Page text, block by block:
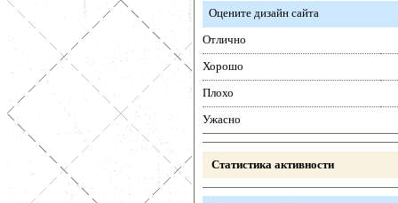
Оцените дизайн сайта
Отлично
Хорошо
Плохо
Ужасно
Статистика активности